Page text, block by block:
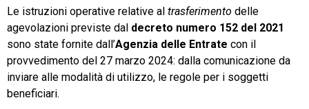
Le istruzioni operative relative al trasferimento delle
agevolazioni previste dal decreto numero 152 del 2021
sono state fornite dall’Agenzia delle Entrate con il
provvedimento del 27 marzo 2024: dalla comunicazione da
inviare alle modalità di utilizzo, le regole per i soggetti
beneficiari.